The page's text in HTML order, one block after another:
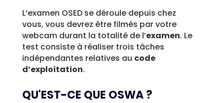
L’examen OSED se déroule depuis chez
vous, vous devrez être filmés par votre
webcam durant la totalité de l’examen. Le
test consiste à réaliser trois tâches
indépendantes relatives au code
d’exploitation.
QU'EST-CE QUE OSWA ?